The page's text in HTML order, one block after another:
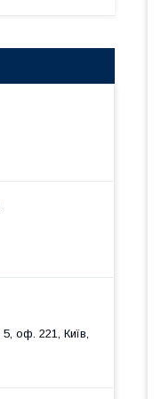
оф. 221, Київ,